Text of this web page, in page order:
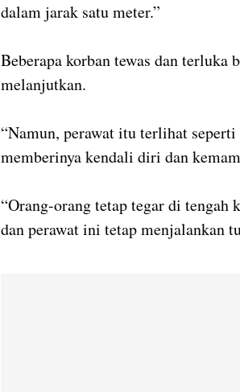
dalam jarak satu meter.”
Beberapa korban tewas dan terluka
melanjutkan.
“Namun, perawat itu terlihat
memberinya kendali diri dan
“Orang-orang tetap tegar di tengah
dan perawat ini tetap menjalankan